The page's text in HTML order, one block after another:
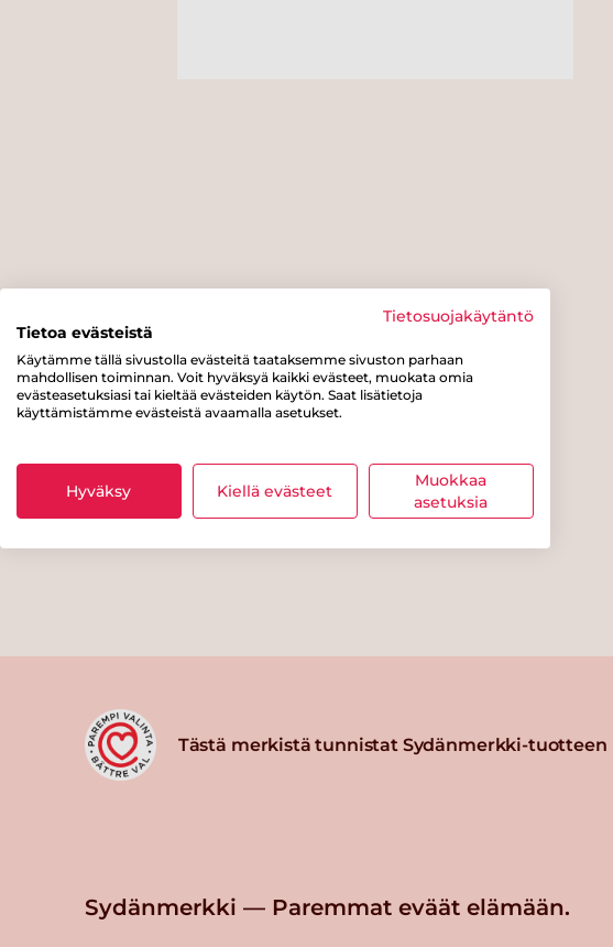
Tästä merkistä tunnistat Sydänmerkki-tuotteen
Sydänmerkki — Paremmat eväät elämään.
Tietosuojakäytäntö
Tietoa evästeistä
Käytämme tällä sivustolla evästeitä taataksemme sivuston parhaan
mahdollisen toiminnan. Voit hyväksyä kaikki evästeet, muokata omia
evästeasetuksiasi tai kieltää evästeiden käytön. Saat lisätietoja
käyttämistämme evästeistä avaamalla asetukset.
Hyväksy Kiellä evästeet
Muokkaa
asetuksia